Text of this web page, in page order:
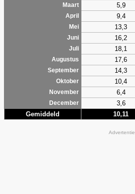
Maart 5,9
April
9,4
Mei
13,3
Juni
16,2
Juli
18,1
Augustus
17,6
September
14,3
Oktober
10,4
November
6,4
December
3,6
Gemiddeld 10,11
Advertentie